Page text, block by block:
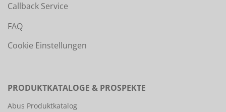
Callback Service
FAQ
Cookie Einstellungen
PRODUKTKATALOGE & PROSPEKTE
Abus Produktkatalog